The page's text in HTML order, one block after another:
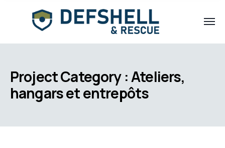
Project Category :Ateliers,
hangars et entrepôts